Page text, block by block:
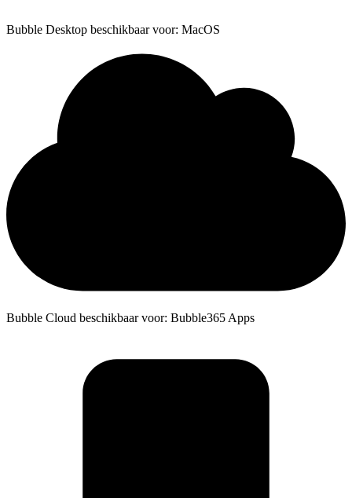
Bubble Desktop beschikbaar voor: MacOS
Bubble Cloud beschikbaar voor: Bubble365 Apps